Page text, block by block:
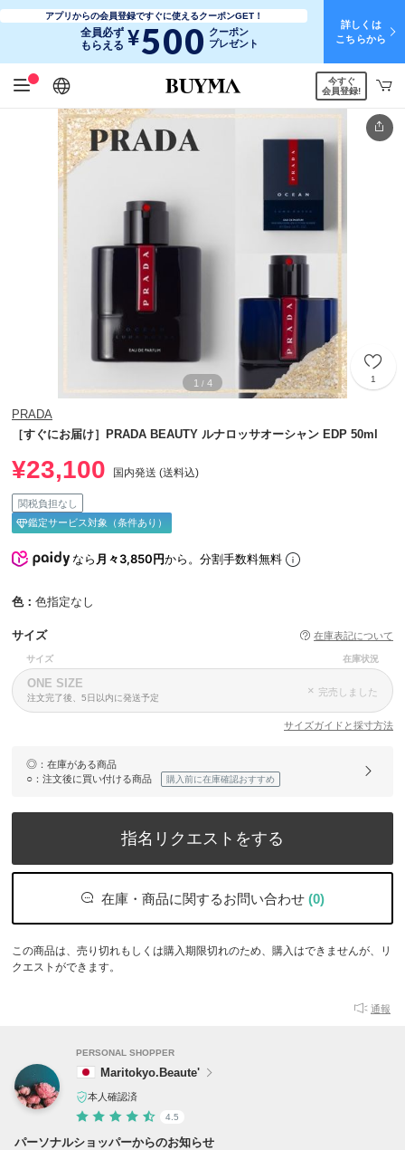
アプリからの会員登録ですぐに使えるクーポンGET！
全員必ず
もらえる ¥500 クーポン
プレゼント
詳しくは
こちらから
日本語
English
简体中文
繁體中文
今すぐ
会員登録!
1 / 4 1
PRADA
［すぐにお届け］PRADA BEAUTY ルナロッサオーシャン EDP 50ml
¥23,100 国内発送 (送料込)
関税負担なし
鑑定サービス対象（条件あり）
なら月々3,850円から。分割手数料無料
色： 色指定なし
サイズ 在庫表記について
サイズ 在庫状況
ONE SIZE
注文完了後、5日以内に発送予定
× 完売しました
サイズガイドと採寸方法
◎ ：在庫がある商品
○ ：注文後に買い付ける商品 購入前に在庫確認おすすめ
指名リクエストをする
在庫・商品に関するお問い合わせ (0)
この商品は、売り切れもしくは購入期限切れのため、購入はできませんが、リ
クエストができます。
通報
PERSONAL SHOPPER
Maritokyo.Beaute'
本人確認済
4.5
パーソナルショッパーからのお知らせ